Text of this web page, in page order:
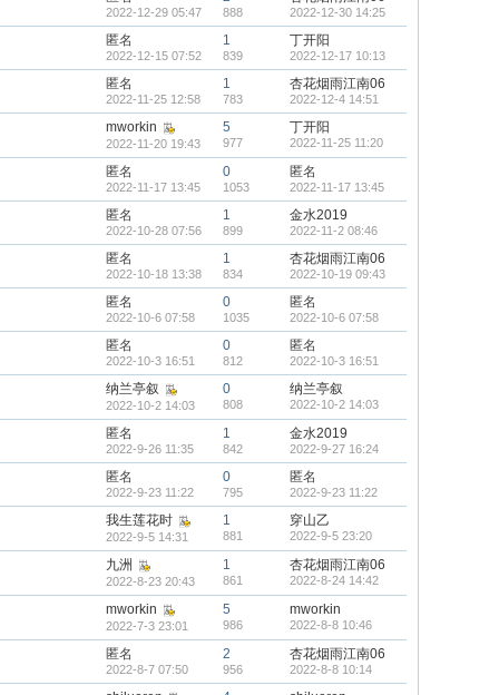
2022-12-29 05:47 888 2022-12-30 14:25
匿名
2022-12-15 07:52
1
839
丁开阳
2022-12-17 10:13
匿名
2022-11-25 12:58
1
783
杏花烟雨江南06
2022-12-4 14:51
mworkin
2022-11-20 19:43
5
977
丁开阳
2022-11-25 11:20
匿名
2022-11-17 13:45
0
1053
匿名
2022-11-17 13:45
匿名
2022-10-28 07:56
1
899
金水2019
2022-11-2 08:46
匿名
2022-10-18 13:38
1
834
杏花烟雨江南06
2022-10-19 09:43
匿名
2022-10-6 07:58
0
1035
匿名
2022-10-6 07:58
匿名
2022-10-3 16:51
0
812
匿名
2022-10-3 16:51
纳兰亭叙
2022-10-2 14:03
0
808
纳兰亭叙
2022-10-2 14:03
匿名
2022-9-26 11:35
1
842
金水2019
2022-9-27 16:24
匿名
2022-9-23 11:22
0
795
匿名
2022-9-23 11:22
我生莲花时
2022-9-5 14:31
1
881
穿山乙
2022-9-5 23:20
九洲
2022-8-23 20:43
1
861
杏花烟雨江南06
2022-8-24 14:42
mworkin
2022-7-3 23:01
5
986
mworkin
2022-8-8 10:46
匿名
2022-8-7 07:50
2
956
杏花烟雨江南06
2022-8-8 10:14